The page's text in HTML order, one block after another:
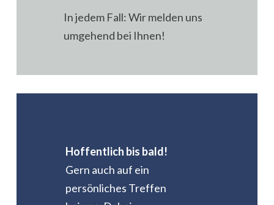
In jedem Fall: Wir melden uns
umgehend bei Ihnen!
Hoffentlich bis bald!
Gern auch auf ein
persönliches Treffen